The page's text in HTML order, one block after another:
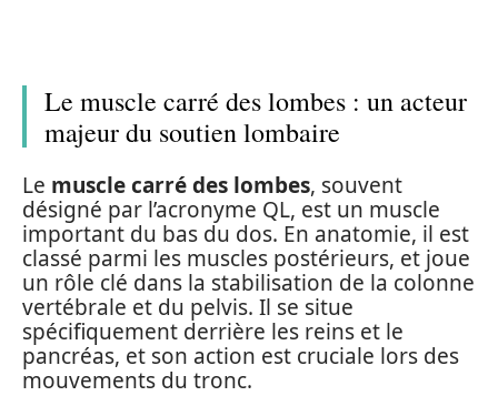
Le muscle carré des lombes : un acteur
majeur du soutien lombaire
Le muscle carré des lombes, souvent
désigné par l’acronyme QL, est un muscle
important du bas du dos. En anatomie, il est
classé parmi les muscles postérieurs, et joue
un rôle clé dans la stabilisation de la colonne
vertébrale et du pelvis. Il se situe
spécifiquement derrière les reins et le
pancréas, et son action est cruciale lors des
mouvements du tronc.